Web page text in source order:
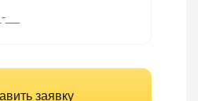
заявку